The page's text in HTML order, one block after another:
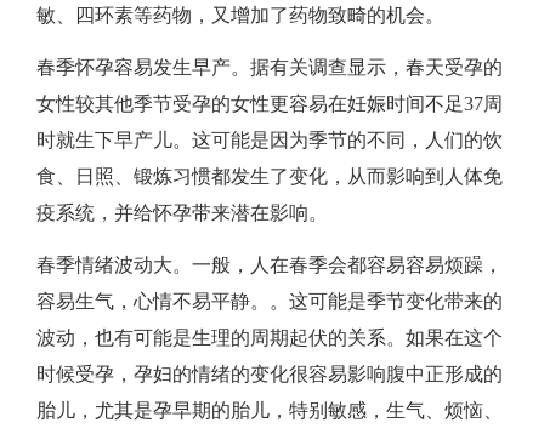
敏、四环素等药物，又增加了药物致畸的机会。
春季怀孕容易发生早产。据有关调查显示，春天受孕的
女性较其他季节受孕的女性更容易在妊娠时间不足37周
时就生下早产儿。这可能是因为季节的不同，人们的饮
食、日照、锻炼习惯都发生了变化，从而影响到人体免
疫系统，并给怀孕带来潜在影响。
春季情绪波动大。一般，人在春季会都容易容易烦躁，
容易生气，心情不易平静。。这可能是季节变化带来的
波动，也有可能是生理的周期起伏的关系。如果在这个
时候受孕，孕妇的情绪的变化很容易影响腹中正形成的
胎儿，尤其是孕早期的胎儿，特别敏感，生气、烦恼、